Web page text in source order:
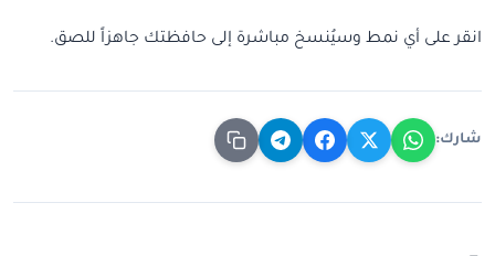
انقر على أي نمط وسيُنسخ مباشرة إلى حافظتك جاهزاً للصق.
شارك: